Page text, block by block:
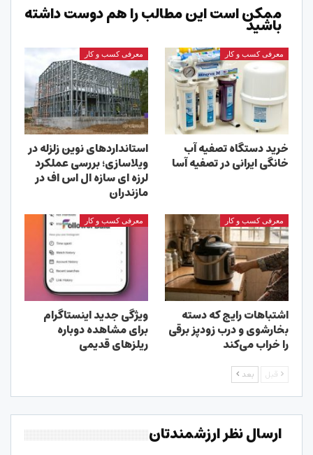
ممکن است این مطالب را هم دوست داشته
باشید
معرفی کسب و کار
خرید دستگاه تصفیه آب
خانگی ایرانی در تصفیه آسا
معرفی کسب و کار
استانداردهای نوین زلزله در
ویلاسازی؛ بررسی عملکرد
لرزه ای سازه ال اس اف در
مازندران
معرفی کسب و کار
اشتباهات رایج که دسته
بخارشوی و درب زودپز برقی
را خراب می‌کند
معرفی کسب و کار
ویژگی جدید اینستاگرام
برای مشاهده دوباره
ریلزهای قدیمی
قبل بعد
ارسال نظر ارزشمندتان